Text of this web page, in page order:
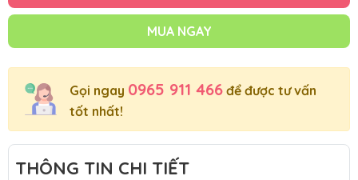
MUA NGAY
Gọi ngay 0965 911 466 để được tư vấn
tốt nhất!
THÔNG TIN CHI TIẾT